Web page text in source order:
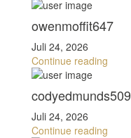
owenmoffit647
Juli 24, 2026
Continue reading
codyedmunds509
Juli 24, 2026
Continue reading